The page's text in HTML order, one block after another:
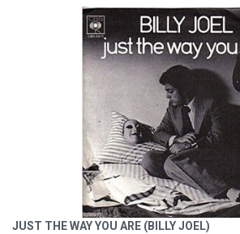
JUST THE WAY YOU ARE (BILLY JOEL)